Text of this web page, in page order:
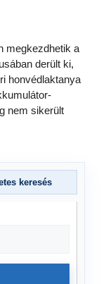
megkezdhetik a
derült ki,
honvédlaktanya
nem sikerült
keresés